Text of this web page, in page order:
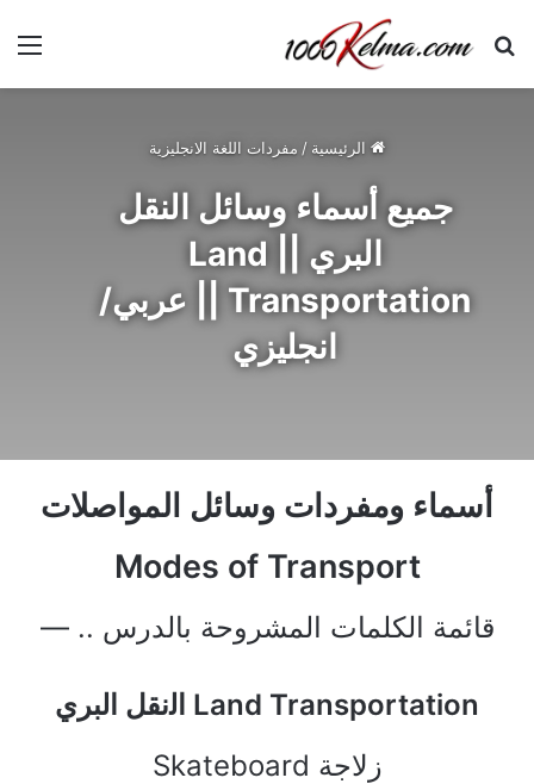
بحث عن
الرئيسية / مفردات اللغة الانجليزية
جميع أسماء وسائل النقل
البري || Land
Transportation || عربي/
انجليزي
أسماء ومفردات وسائل المواصلات
Modes of Transport
قائمة الكلمات المشروحة بالدرس .. —
ﺍﻟنقل ﺍﻟﺒﺮﻱ Land Transportation
Skateboard ﺯﻻﺟﺔ